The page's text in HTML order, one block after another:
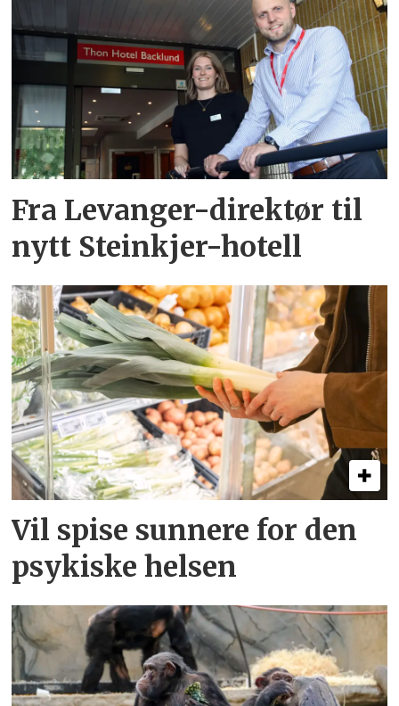
Fra Levanger-direktør til
nytt Steinkjer-hotell
Vil spise sunnere for den
psykiske helsen